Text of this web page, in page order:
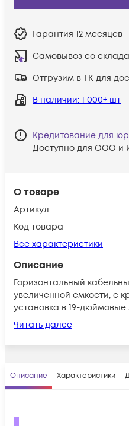
О товаре
Артикул
Код товара
Все характеристики
Описание
Горизонтальный
увеличенной емкости, с
установка в 19-
Читать далее
Гарантия 12 месяцев
Самовывоз со
Отгрузим в ТК для
В наличии: 1 000+ шт
Кредитование для
Доступно для ООО и
Описание Характеристики